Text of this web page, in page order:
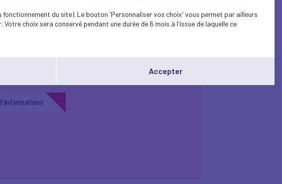
17
mars
du site). Le bouton 'Personnaliser vos choix' vous permet par ailleurs
choix sera conservé pendant une durée de 6 mois à l'issue de laquelle ce
Accepter